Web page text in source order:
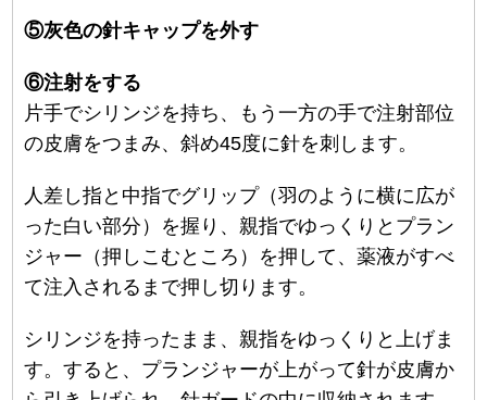
⑤灰色の針キャップを外す
⑥注射をする
片手でシリンジを持ち、もう一方の手で注射部位
の皮膚をつまみ、斜め45度に針を刺します。
人差し指と中指でグリップ（羽のように横に広が
った白い部分）を握り、親指でゆっくりとプラン
ジャー（押しこむところ）を押して、薬液がすべ
て注入されるまで押し切ります。
シリンジを持ったまま、親指をゆっくりと上げま
す。すると、プランジャーが上がって針が皮膚か